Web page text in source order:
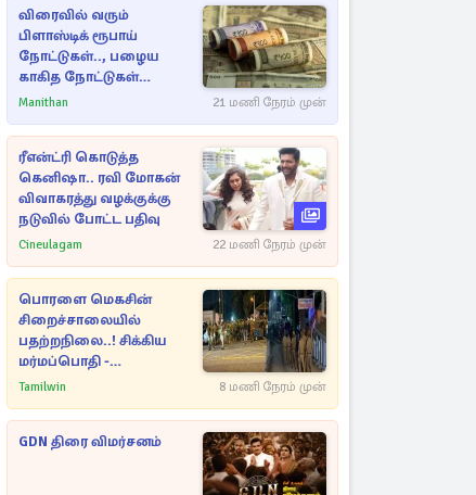
விரைவில் வரும்
பிளாஸ்டிக் ரூபாய்
நோட்டுகள்.., பழைய
காகித நோட்டுகள்
செல்லுமா?
Manithan 21 மணி நேரம் முன்
ரீஎன்ட்ரி கொடுத்த
கெனிஷா.. ரவி மோகன்
விவாகரத்து வழக்குக்கு
நடுவில் போட்ட பதிவு
Cineulagam 22 மணி நேரம் முன்
பொரளை மெகசின்
சிறைச்சாலையில்
பதற்றநிலை..! சிக்கிய
மர்மப்பொதி -
பின்னணியில் வெளியான
Tamilwin 8 மணி நேரம் முன்
GDN திரை விமர்சனம்